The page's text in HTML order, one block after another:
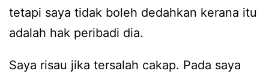
tetapi saya tidak boleh dedahkan kerana itu
adalah hak peribadi dia.
Saya risau jika tersalah cakap. Pada saya